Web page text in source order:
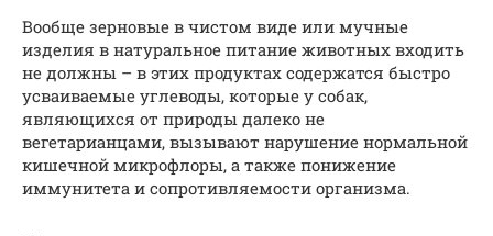
Вообще зерновые в чистом виде или мучные
изделия в натуральное питание животных входить
не должны – в этих продуктах содержатся быстро
усваиваемые углеводы, которые у собак,
являющихся от природы далеко не
вегетарианцами, вызывают нарушение нормальной
кишечной микрофлоры, а также понижение
иммунитета и сопротивляемости организма.